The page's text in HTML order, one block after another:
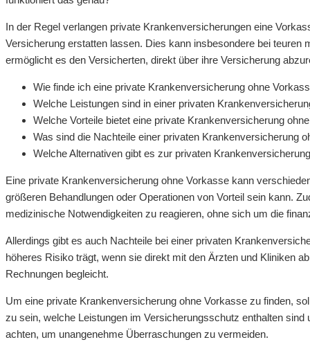
In der Regel verlangen private Krankenversicherungen eine
Versicherung erstatten lassen. Dies kann insbesondere bei
ermöglicht es den Versicherten, direkt über ihre Versicherung
Wie finde ich eine private Krankenversicherung ohne
Welche Leistungen sind in einer privaten
Welche Vorteile bietet eine private Krankenversicherung
Was sind die Nachteile einer privaten Krankenversicherung
Welche Alternativen gibt es zur privaten
Eine private Krankenversicherung ohne Vorkasse kann
größeren Behandlungen oder Operationen von Vorteil sein kann.
medizinische Notwendigkeiten zu reagieren, ohne sich um die
Allerdings gibt es auch Nachteile bei einer privaten
höheres Risiko trägt, wenn sie direkt mit den Ärzten und Kliniken
Rechnungen begleicht.
Um eine private Krankenversicherung ohne Vorkasse zu finden,
zu sein, welche Leistungen im Versicherungsschutz enthalten
achten, um unangenehme Überraschungen zu vermeiden.